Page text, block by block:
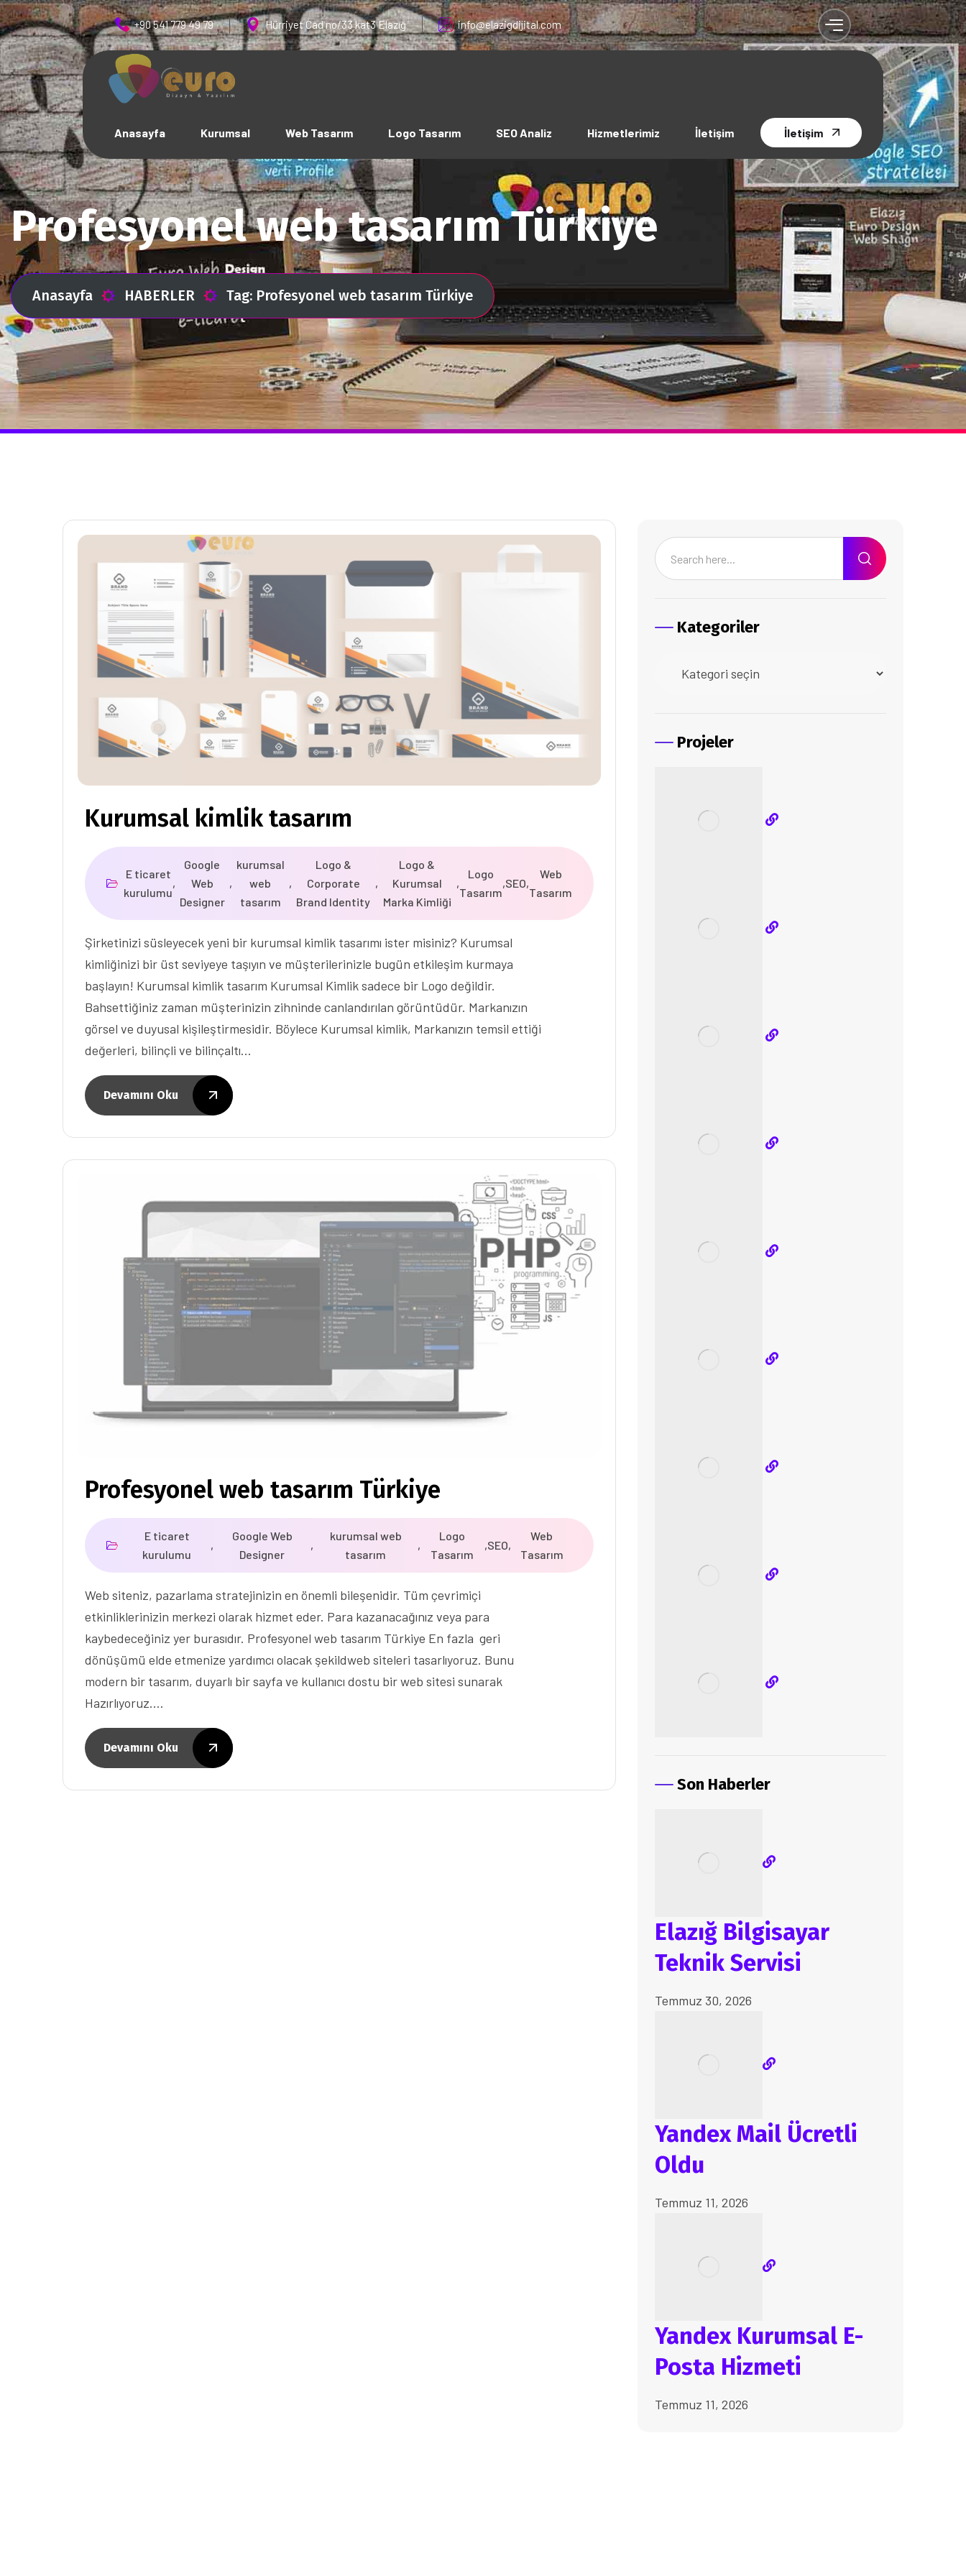
+90 541 779 49 79 Hürriyet Cad no/33 kat3 Elazığ info@elazigdijital.com
Anasayfa Kurumsal Web Tasarım Logo Tasarım SEO Analiz Hizmetlerimiz İletişim İletişim
Profesyonel web tasarım Türkiye
Anasayfa HABERLER Tag: Profesyonel web tasarım Türkiye
Kurumsal kimlik tasarım
E ticaret
kurulumu
,
Google
Web
Designer
,
kurumsal
web
tasarım
,
Logo &
Corporate
Brand Identity
,
Logo &
Kurumsal
Marka Kimliği
,
Logo
Tasarım
,SEO,
Web
Tasarım
Şirketinizi süsleyecek yeni bir kurumsal kimlik tasarımı ister misiniz? Kurumsal
kimliğinizi bir üst seviyeye taşıyın ve müşterilerinizle bugün etkileşim kurmaya
başlayın! Kurumsal kimlik tasarım Kurumsal Kimlik sadece bir Logo değildir.
Bahsettiğiniz zaman müşterinizin zihninde canlandırılan görüntüdür. Markanızın
görsel ve duyusal kişileştirmesidir. Böylece Kurumsal kimlik, Markanızın temsil ettiği
değerleri, bilinçli ve bilinçaltı…
Devamını Oku
Profesyonel web tasarım Türkiye
E ticaret
kurulumu
,
Google Web
Designer
,
kurumsal web
tasarım
,
Logo
Tasarım
,SEO,
Web
Tasarım
Web siteniz, pazarlama stratejinizin en önemli bileşenidir. Tüm çevrimiçi
etkinliklerinizin merkezi olarak hizmet eder. Para kazanacağınız veya para
kaybedeceğiniz yer burasıdır. Profesyonel web tasarım Türkiye En fazla geri
dönüşümü elde etmenize yardımcı olacak şekildweb siteleri tasarlıyoruz. Bunu
modern bir tasarım, duyarlı bir sayfa ve kullanıcı dostu bir web sitesi sunarak
Hazırlıyoruz.…
Devamını Oku
Kategoriler
Projeler
Son Haberler
Elazığ Bilgisayar
Teknik Servisi
Temmuz 30, 2026
Yandex Mail Ücretli
Oldu
Temmuz 11, 2026
Yandex Kurumsal E-
Posta Hizmeti
Temmuz 11, 2026